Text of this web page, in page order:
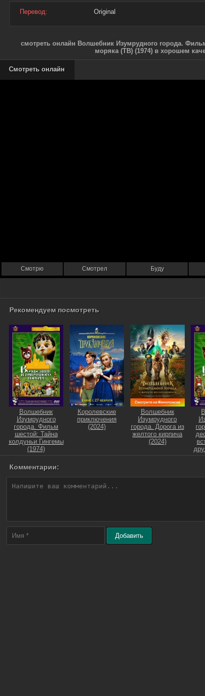
Перевод: Original
смотреть онлайн Волшебник Изумрудного города.
моряка (ТВ) (1974) в хорошем
Смотреть онлайн
Смотрю Смотрел Буду
Рекомендуем посмотреть
Волшебник
Изумрудного
города. Фильм
шестой: Тайна
колдуньи Гингемы
(1974)
Королевские
приключения
(2024)
Волшебник
Изумрудного
города. Дорога из
желтого кирпича
(2024)
Комментарии:
Добавить